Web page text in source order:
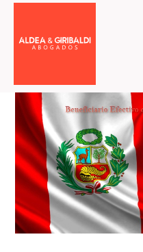
contenido